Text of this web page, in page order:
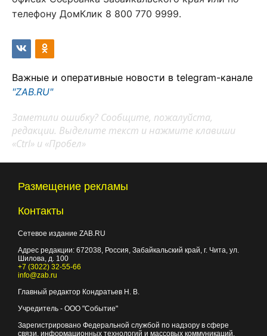
телефону ДомКлик 8 800 770 9999.
Важные и оперативные новости в telegram-канале
"ZAB.RU"
Заметили ошибку? Сообщите, пожалуйста,
редакции. Выделите текст и нажмите клавиши
«Ctrl» и «Пробел»
Размещение рекламы
Контакты
Сетевое издание ZAB.RU
Адрес редакции: 672038, Россия, Забайкальский край, г. Чита, ул.
Шилова, д. 100
+7 (3022) 32-55-66
info@zab.ru
Главный редактор Кондратьев Н. В.
Учредитель - ООО "Событие"
Зарегистрировано Федеральной службой по надзору в сфере
связи, информационных технологий и массовых коммуникаций.